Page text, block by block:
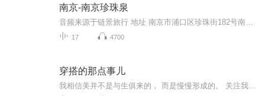
南京-南京珍珠泉
17 4700
穿搭的那点事儿